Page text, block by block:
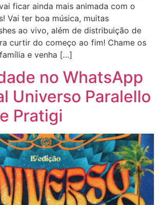
ficar ainda mais animada com o
Vai ter boa música, muitas
ao vivo, além de distribuição de
curtir do começo ao fim! Chame os
e venha […]
no WhatsApp
Universo Paralello
Pratigi